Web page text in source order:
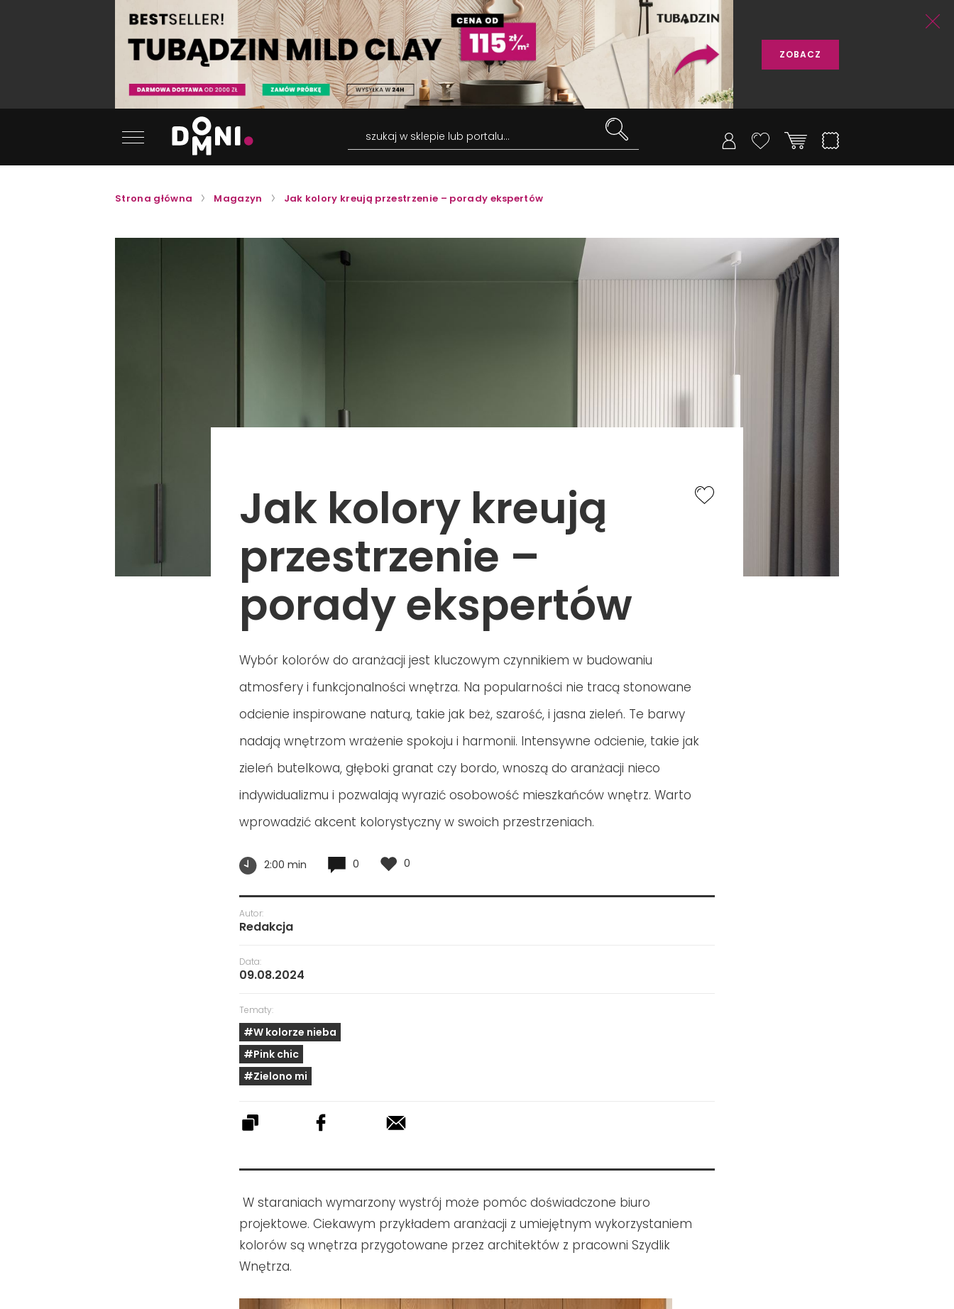
ZOBACZ
szukaj w sklepie lub portalu...
Strona główna Magazyn Jak kolory kreują przestrzenie – porady ekspertów
Jak kolory kreują
przestrzenie –
porady ekspertów
Wybór kolorów do aranżacji jest kluczowym czynnikiem w budowaniu
atmosfery i funkcjonalności wnętrza. Na popularności nie tracą stonowane
odcienie inspirowane naturą, takie jak beż, szarość, i jasna zieleń. Te barwy
nadają wnętrzom wrażenie spokoju i harmonii. Intensywne odcienie, takie jak
zieleń butelkowa, głęboki granat czy bordo, wnoszą do aranżacji nieco
indywidualizmu i pozwalają wyrazić osobowość mieszkańców wnętrz. Warto
wprowadzić akcent kolorystyczny w swoich przestrzeniach.
2:00 min 0 0
W staraniach wymarzony wystrój może pomóc doświadczone biuro
projektowe. Ciekawym przykładem aranżacji z umiejętnym wykorzystaniem
kolorów są wnętrza przygotowane przez architektów z pracowni Szydlik
Wnętrza.
Autor:
Redakcja
Data:
09.08.2024
Tematy:
#W kolorze nieba
#Pink chic
#Zielono mi